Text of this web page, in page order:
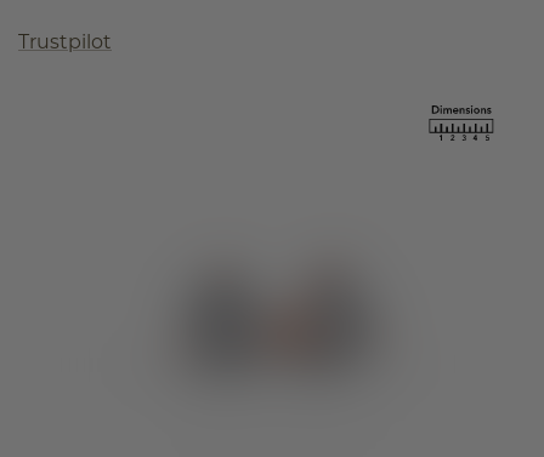
Trustpilot